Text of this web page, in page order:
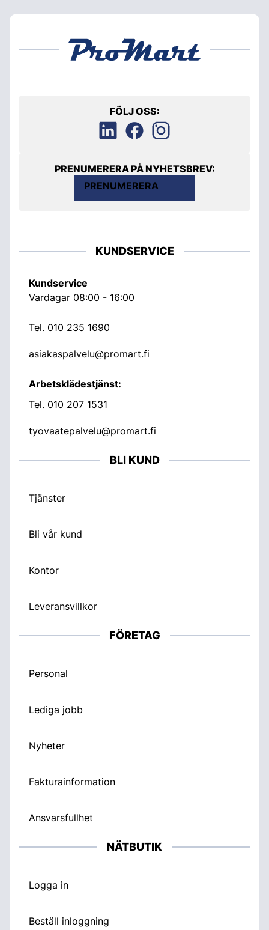
FÖLJ OSS:
PRENUMERERA PÅ NYHETSBREV:
PRENUMERERA
KUNDSERVICE
Kundservice
Vardagar 08:00 - 16:00
Tel. 010 235 1690
asiakaspalvelu@promart.fi
Arbetsklädestjänst:
Tel. 010 207 1531
tyovaatepalvelu@promart.fi
BLI KUND
Tjänster
Bli vår kund
Kontor
Leveransvillkor
FÖRETAG
Personal
Lediga jobb
Nyheter
Fakturainformation
Ansvarsfullhet
NÄTBUTIK
Logga in
Beställ inloggning